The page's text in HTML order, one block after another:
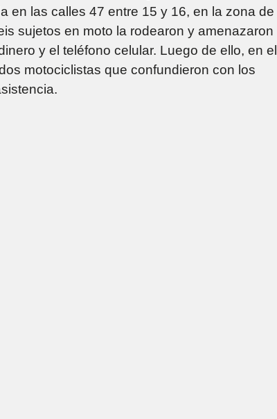
en las calles 47 entre 15 y 16, en la zona de
sujetos en moto la rodearon y amenazaron
y el teléfono celular. Luego de ello, en el
motociclistas que confundieron con los